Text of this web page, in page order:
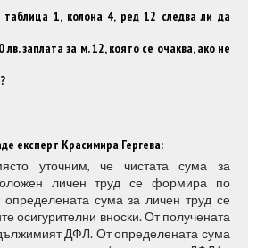
1, колона 4, ред 12 следва ли да
заплата за м. 12, която се очаква, ако не
експерт Красимира Гергева:
уточним, че чистата сума за
личен труд се формира по
определената сума за личен труд се
осигурителни вноски. От получената
ДФЛ. От определената сума